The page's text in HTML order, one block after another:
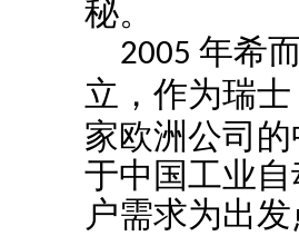
秘。
2005 年希
立，作为瑞士
家欧洲公司
于中国工业
户需求为出